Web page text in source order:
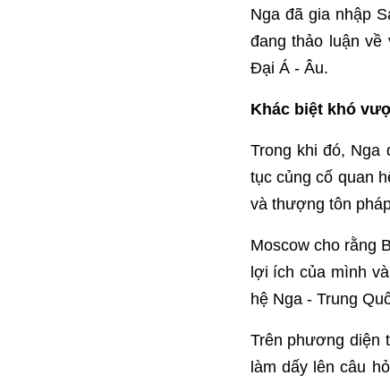
Nga đã gia nhập
đang thảo luận
Đại Á - Âu.
Khác biệt khó
Trong khi đó, Nga
tục củng cố quan
và thượng tôn
Moscow cho rằng
lợi ích của mình
hệ Nga - Trung
Trên phương diện
làm dấy lên câu